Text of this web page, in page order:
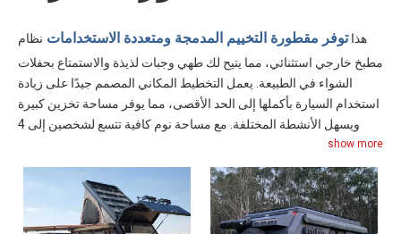
هذاتوفر مقطورة التخييم المدمجة ومتعددة الاستخدامات نظام
مطبخ خارجي استثنائي، مما يتيح لك طهي وجبات لذيذة والاستمتاع بحفلات
الشواء في الطبيعة. يعمل التخطيط المكاني المصمم جيدًا على زيادة
استخدام السيارة بأكملها إلى الحد الأقصى، مما يوفر مساحة تخزين كبيرة
ويسهل الأنشطة المختلفة. مع مساحة نوم كافية تتسع لشخصين إلى 4
أشخاص، تضمن نومًا مريحًا ومريحًا لك أو لعائلتك أو أصدقائك. مجهزة
بألواح شمسية وخزان مياه ذو سعة كبيرة، تتيح هذه المقطورة السفر
المريح والمريح والمكتفي ذاتيًا.
show more